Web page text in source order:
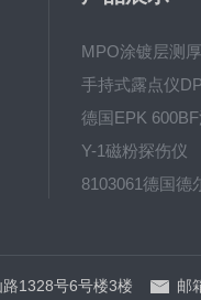
手持式露点仪
Y-1磁粉探伤仪
1328号6号楼3楼 邮